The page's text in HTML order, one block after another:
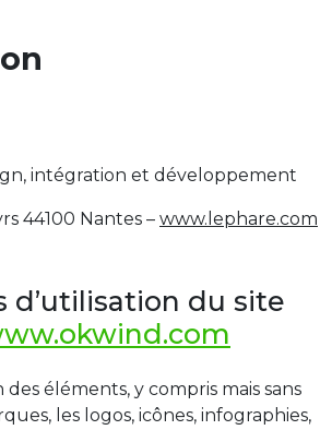
intégration et développement
44100 Nantes – www.lephare.com
d’utilisation du site
éléments, y compris mais sans
les logos, icônes, infographies,